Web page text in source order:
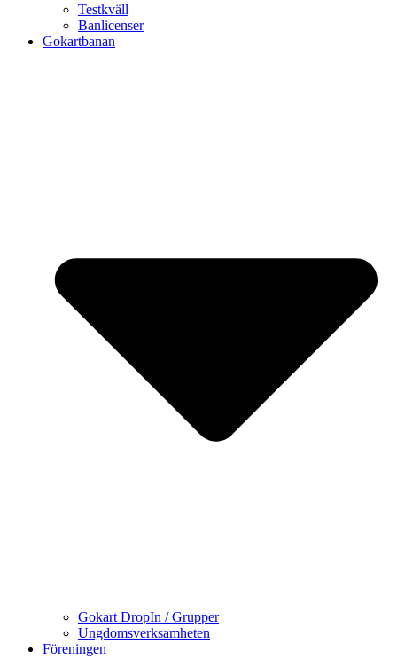
Testkväll
Banlicenser
Gokartbanan
Gokart DropIn / Grupper
Ungdomsverksamheten
Föreningen